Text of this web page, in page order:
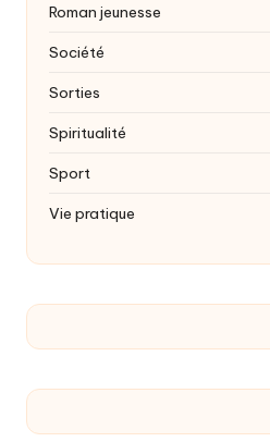
Roman jeunesse
Société
Sorties
Spiritualité
Sport
Vie pratique